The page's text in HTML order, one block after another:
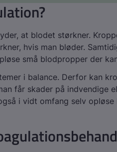
at blodet størkner.
hvis man bløder.
små blodpropper der
i balance. Derfor kan
får skader på indvendige
i vidt omfang selv